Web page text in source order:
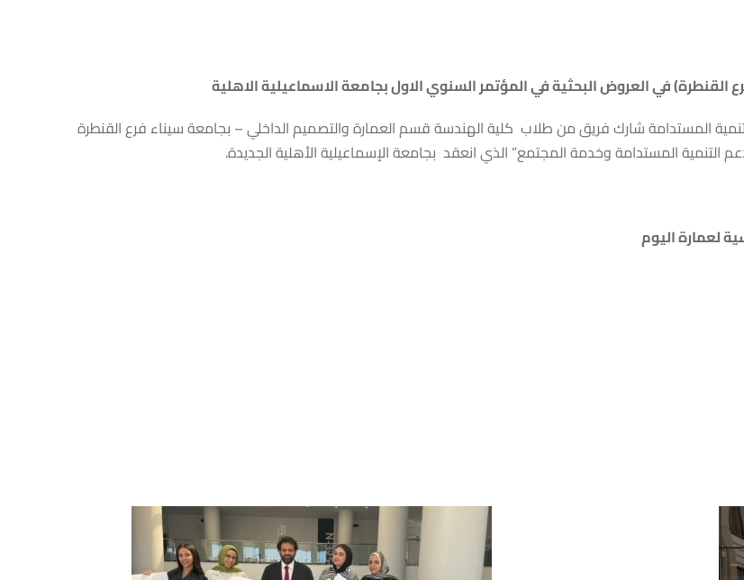
في العروض البحثية في المؤتمر السنوي الاول بجامعة الاسماعيلية الاهلية
المستدامة شارك فريق من طلاب كلية الهندسة قسم العمارة والتصميم الداخلي – بجامعة سيناء فرع القنطرة
التنمية المستدامة وخدمة المجتمع” الذي انعقد بجامعة الإسماعيلية الأهلية الجديدة.
لعمارة اليوم